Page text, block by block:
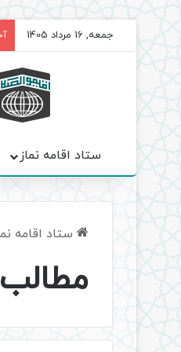
جمعه, 16 مرداد 1405
ستاد اقامه نماز
ستاد اقامه